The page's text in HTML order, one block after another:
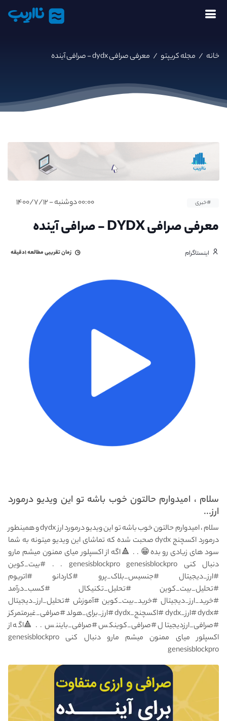
نااریب
خانه / مجله کریپتو / معرفی صرافی dydx - صرافی آینده
#خبری ۰۰:۰۰ دوشنبه - ۱۴۰۰/۷/۱۲
معرفی صرافی DYDX - صرافی آینده
اینستاگرام زمان تقریبی مطالعه۱دقیقه
سلام ، امیدوارم حالتون خوب باشه تو این ویدیو درمورد
ارز...
سلام ، امیدوارم حالتون خوب باشه تو این ویدیو درمورد ارز dydx و همینطور
درمورد اکسچنج dydx صحبت شده که تماشای این ویدیو میتونه به شما
سود های زیادی رو بده😁 . . 🔺️اگه از اکسپلور میای ممنون میشم مارو
دنبال کنی genesisblockpro genesisblockpro . . #بیت_کوین
#ارز_دیجیتال #جنسیس_بلاک_پرو #کاردانو #اتریوم
#تحلیل_بیت_کوین #تحلیل_تکنیکال #کسب_درآمد
#خرید_ارز_دیجیتال #خرید_بیت_کوین #آموزش #تحلیل_ارز_دیجیتال
#dydx #ارز_dydx #اکسچنج_dydx #ارز_برای_هولد #صرافی_غیرمتمرکز
#صرافی_ارزدیجیتال #صرافی_کوینکس #صرافی_بایننس . . 🔺️اگه از
اکسپلور میای ممنون میشم مارو دنبال کنی genesisblockpro
genesisblockpro